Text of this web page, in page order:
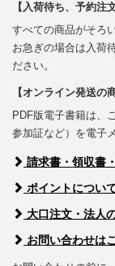
【入荷待ち、予約注
すべての商品がそろ
お急ぎの場合は入荷
ださい。
【オンライン発送の
PDF版電子書籍は、
参加証など）を電子
請求書・領収書
ポイントについ
大口注文・法人
お問い合わせは